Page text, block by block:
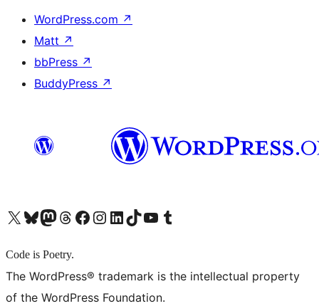
WordPress.com ↗
Matt ↗
bbPress ↗
BuddyPress ↗
X (旧 Twitter) アカウントへBluesky アカウントへMastodon アカウントへThreads アカウントへ Facebook ページへInstagram アカウントへ LinkedIn アカウントへTikTok アカウントへYouTube チャンネルへ Tumblr アカウントへ
Code is Poetry.
The WordPress® trademark is the intellectual property
of the WordPress Foundation.